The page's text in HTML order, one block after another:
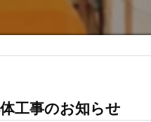
工事のお知らせ